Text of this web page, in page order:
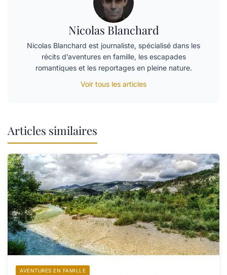
Nicolas Blanchard
Nicolas Blanchard est journaliste, spécialisé dans les
récits d’aventures en famille, les escapades
romantiques et les reportages en pleine nature.
Voir tous les articles
Articles similaires
AVENTURES EN FAMILLE